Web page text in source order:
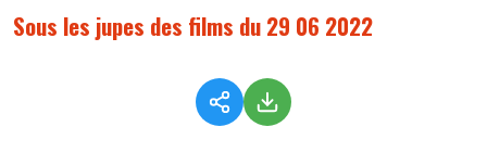
Sous les jupes des films du 29 06 2022